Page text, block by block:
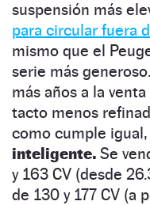
suspensión más
para circular fuera
mismo que el
serie más
más años a la
tacto menos
como cumple
inteligente. Se
y 163 CV (desde
de 130 y 177 CV (a